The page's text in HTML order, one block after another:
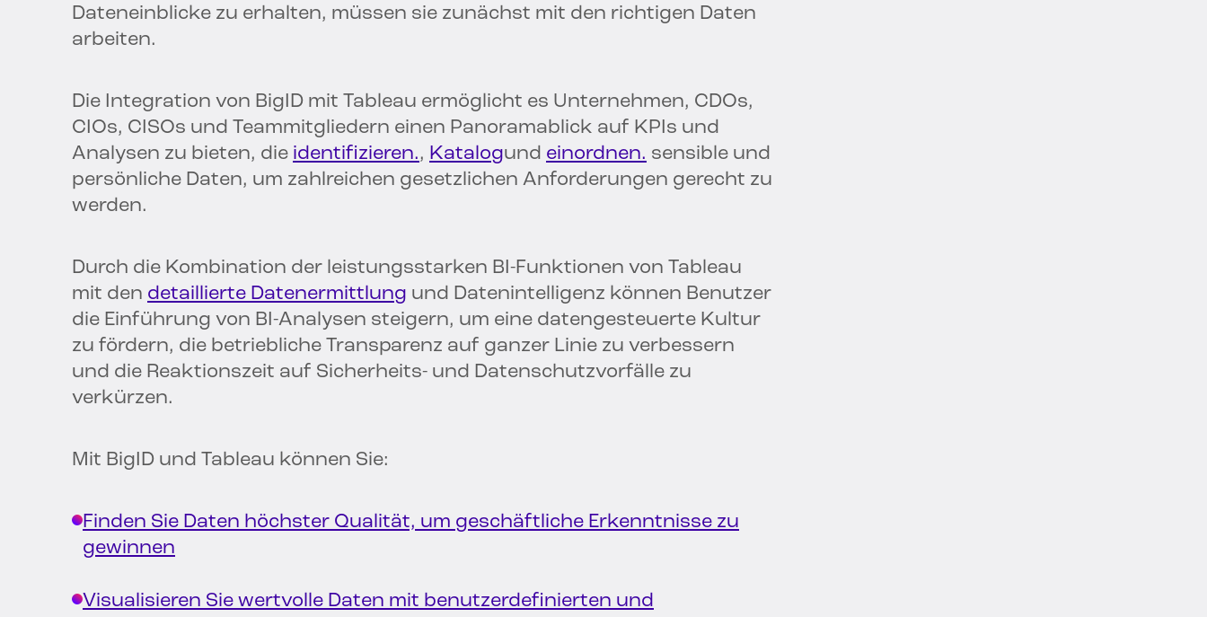
Dateneinblicke zu erhalten, müssen sie zunächst mit den richtigen Daten
arbeiten.
Die Integration von BigID mit Tableau ermöglicht es Unternehmen, CDOs,
CIOs, CISOs und Teammitgliedern einen Panoramablick auf KPIs und
Analysen zu bieten, die identifizieren., Katalogund einordnen. sensible und
persönliche Daten, um zahlreichen gesetzlichen Anforderungen gerecht zu
werden.
Durch die Kombination der leistungsstarken BI-Funktionen von Tableau
mit den detaillierte Datenermittlung und Datenintelligenz können Benutzer
die Einführung von BI-Analysen steigern, um eine datengesteuerte Kultur
zu fördern, die betriebliche Transparenz auf ganzer Linie zu verbessern
und die Reaktionszeit auf Sicherheits- und Datenschutzvorfälle zu
verkürzen.
Mit BigID und Tableau können Sie:
Finden Sie Daten höchster Qualität, um geschäftliche Erkenntnisse zu
gewinnen
Visualisieren Sie wertvolle Daten mit benutzerdefinierten und